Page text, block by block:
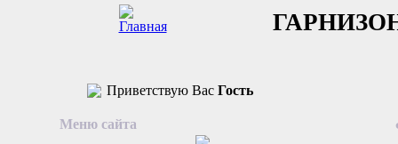
Приветствую Вас Гость
Меню сайта